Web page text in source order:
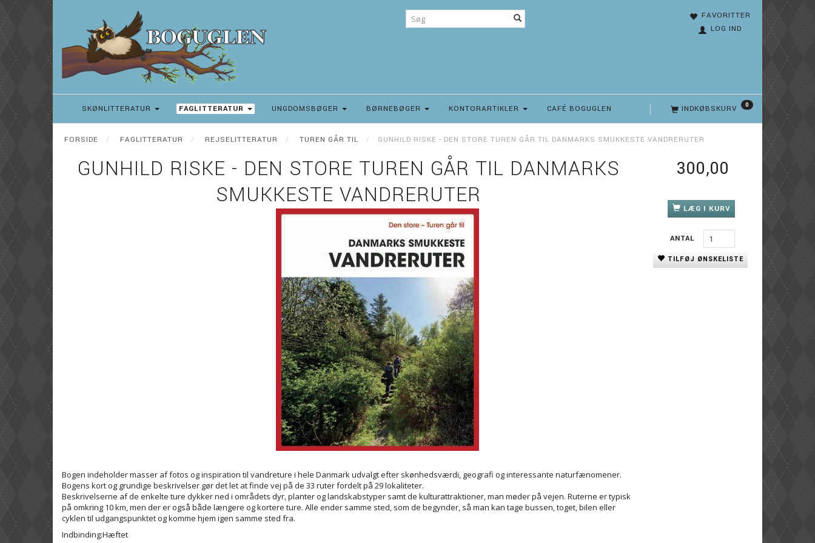
FAVORITTER
LOG IND
INDKØBSKURV 0
SKØNLITTERATUR FAGLITTERATUR UNGDOMSBØGER BØRNEBØGER KONTORARTIKLER CAFÉ BOGUGLEN
FORSIDE FAGLITTERATUR REJSELITTERATUR TUREN GÅR TIL GUNHILD RISKE - DEN STORE TUREN GÅR TIL DANMARKS SMUKKESTE VANDRERUTER
GUNHILD RISKE - DEN STORE TUREN GÅR TIL DANMARKS
SMUKKESTE VANDRERUTER
Bogen indeholder masser af fotos og inspiration til vandreture i hele Danmark udvalgt efter skønhedsværdi, geografi og interessante naturfænomener.
Bogens kort og grundige beskrivelser gør det let at finde vej på de 33 ruter fordelt på 29 lokaliteter.
Beskrivelserne af de enkelte ture dykker ned i områdets dyr, planter og landskabstyper samt de kulturattraktioner, man møder på vejen. Ruterne er typisk
på omkring 10 km, men der er også både længere og kortere ture. Alle ender samme sted, som de begynder, så man kan tage bussen, toget, bilen eller
cyklen til udgangspunktet og komme hjem igen samme sted fra.
Indbinding:Hæftet
300,00
LÆG I KURV
ANTAL
TILFØJ ØNSKELISTE